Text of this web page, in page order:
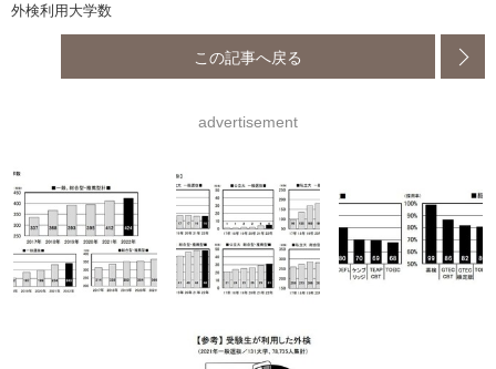
外検利用大学数
この記事へ戻る
advertisement